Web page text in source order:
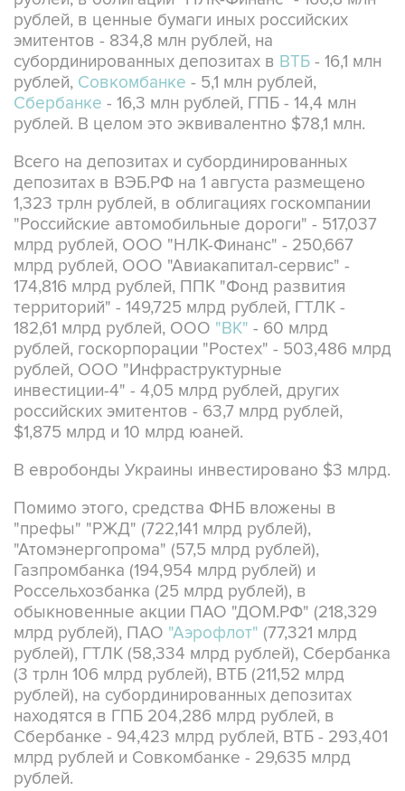
рублей, в ценные бумаги иных российских
эмитентов - 834,8 млн рублей, на
субординированных депозитах в ВТБ - 16,1 млн
рублей, Совкомбанке - 5,1 млн рублей,
Сбербанке - 16,3 млн рублей, ГПБ - 14,4 млн
рублей. В целом это эквивалентно $78,1 млн.
Всего на депозитах и субординированных
депозитах в ВЭБ.РФ на 1 августа размещено
1,323 трлн рублей, в облигациях госкомпании
"Российские автомобильные дороги" - 517,037
млрд рублей, ООО "НЛК-Финанс" - 250,667
млрд рублей, ООО "Авиакапитал-сервис" -
174,816 млрд рублей, ППК "Фонд развития
территорий" - 149,725 млрд рублей, ГТЛК -
182,61 млрд рублей, ООО "ВК" - 60 млрд
рублей, госкорпорации "Ростех" - 503,486 млрд
рублей, ООО "Инфраструктурные
инвестиции-4" - 4,05 млрд рублей, других
российских эмитентов - 63,7 млрд рублей,
$1,875 млрд и 10 млрд юаней.
В евробонды Украины инвестировано $3 млрд.
Помимо этого, средства ФНБ вложены в
"префы" "РЖД" (722,141 млрд рублей),
"Атомэнергопрома" (57,5 млрд рублей),
Газпромбанка (194,954 млрд рублей) и
Россельхозбанка (25 млрд рублей), в
обыкновенные акции ПАО "ДОМ.РФ" (218,329
млрд рублей), ПАО "Аэрофлот" (77,321 млрд
рублей), ГТЛК (58,334 млрд рублей), Сбербанка
(3 трлн 106 млрд рублей), ВТБ (211,52 млрд
рублей), на субординированных депозитах
находятся в ГПБ 204,286 млрд рублей, в
Сбербанке - 94,423 млрд рублей, ВТБ - 293,401
млрд рублей и Совкомбанке - 29,635 млрд
рублей.